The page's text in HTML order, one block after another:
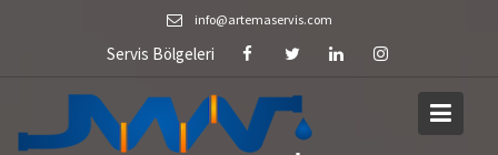
info@artemaservis.com
Servis Bölgeleri